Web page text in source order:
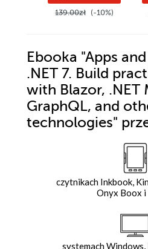
139.00zł (-10%)
Ebooka "Apps
.NET 7. Build
with Blazor, .NET
GraphQL, and
technologies"
czytnikach Inkbook,
Onyx Boox i
systemach Windows,